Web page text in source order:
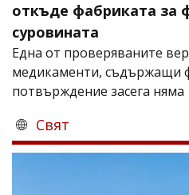
откъде фабриката за
суровината
Една от проверяваните
медикаменти, съдържащи
потвърждение засега няма
Свят